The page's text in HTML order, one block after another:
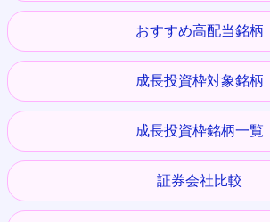
おすすめ高配当銘柄
成長投資枠対象銘柄
成長投資枠銘柄一覧
証券会社比較